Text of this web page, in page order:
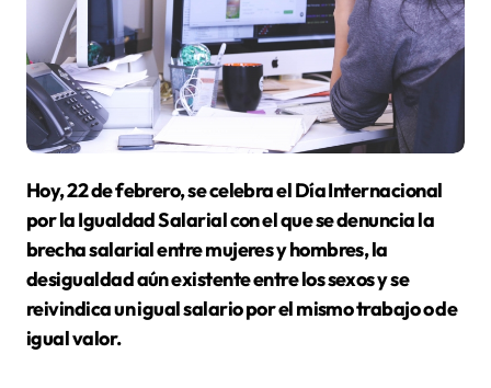
Hoy, 22 de febrero, se celebra el Día Internacional
por la Igualdad Salarial con el que se denuncia la
brecha salarial entre mujeres y hombres, la
desigualdad aún existente entre los sexos y se
reivindica un igual salario por el mismo trabajo o de
igual valor.